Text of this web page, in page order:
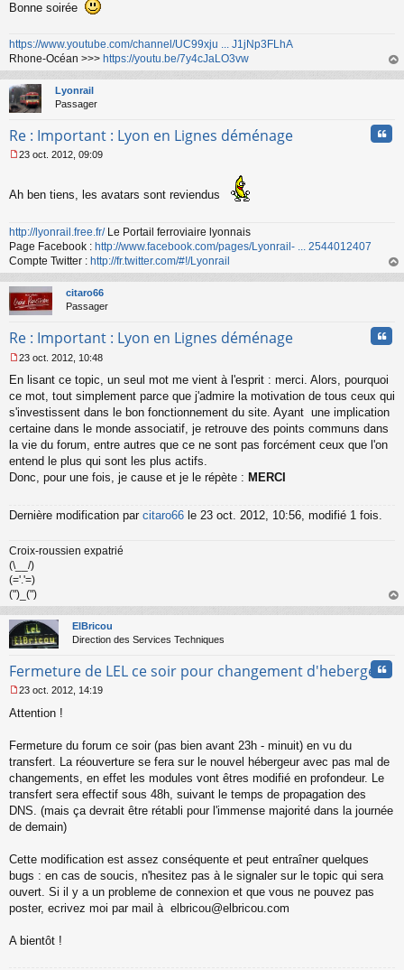
a
e
n
o
n
l
u
Bonne soirée
https://www.youtube.com/channel/UC99xju ... J1jNp3FLhA
Rhone-Océan >>> https://youtu.be/7y4cJaLO3vw
au
Lyonrail
Passager
Re : Important : Lyon en Lignes déménage
s
g
e
n
o
n
l
u
23 oct. 2012, 09:09
Ah ben tiens, les avatars sont reviendus
http://lyonrail.free.fr/Le Portail ferroviaire lyonnais
Page Facebook : http://www.facebook.com/pages/Lyonrail- ... 2544012407
Compte Twitter : http://fr.twitter.com/#!/Lyonrail
au
citaro66
Passager
Re : Important : Lyon en Lignes déménage
e
s
s
g
e
n
o
u
23 oct. 2012, 10:48
En lisant ce topic, un seul mot me vient à l'esprit : merci. Alors, pourquoi
ce mot, tout simplement parce que j'admire la motivation de tous ceux qui
s'investissent dans le bon fonctionnement du site. Ayant une implication
certaine dans le monde associatif, je retrouve des points communs dans
la vie du forum, entre autres que ce ne sont pas forcément ceux que l'on
entend le plus qui sont les plus actifs.
Donc, pour une fois, je cause et je le répète : MERCI
Dernière modification par citaro66 le 23 oct. 2012, 10:56, modifié 1 fois.
Croix-roussien expatrié
(\__/)
(='.'=)
(")_(")
au
ElBricou
Direction des Services Techniques
Fermeture de LEL ce soir pour changement d'hebergeur
e
s
g
e
n
o
n
23 oct. 2012, 14:19
Attention !
Fermeture du forum ce soir (pas bien avant 23h - minuit) en vu du
transfert. La réouverture se fera sur le nouvel hébergeur avec pas mal de
changements, en effet les modules vont êtres modifié en profondeur. Le
transfert sera effectif sous 48h, suivant le temps de propagation des
DNS. (mais ça devrait être rétabli pour l'immense majorité dans la journée
de demain)
Cette modification est assez conséquente et peut entraîner quelques
bugs : en cas de soucis, n'hesitez pas à le signaler sur le topic qui sera
ouvert. Si il y a un probleme de connexion et que vous ne pouvez pas
poster, ecrivez moi par mail à elbricou@elbricou.com
A bientôt !